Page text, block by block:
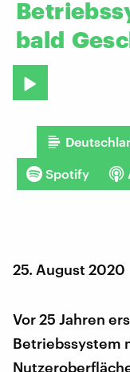
bald
Spotify
25. August 2020
Vor 25 Jahren
Betriebssystem